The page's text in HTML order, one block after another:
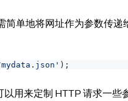
简单地将网址作为参数传
) ;
用来定制 HTTP 请求一